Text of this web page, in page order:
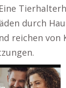
Eine
durch
reichen von